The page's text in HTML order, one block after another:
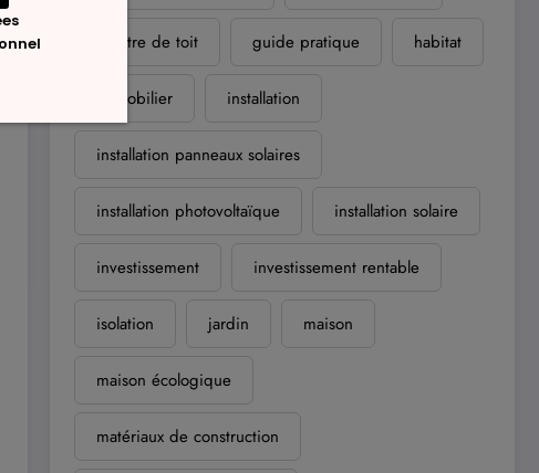
fenêtre de toit guide pratique habitat
immobilier installation
installation panneaux solaires
installation photovoltaïque installation solaire
investissement investissement rentable
isolation jardin maison
maison écologique
matériaux de construction